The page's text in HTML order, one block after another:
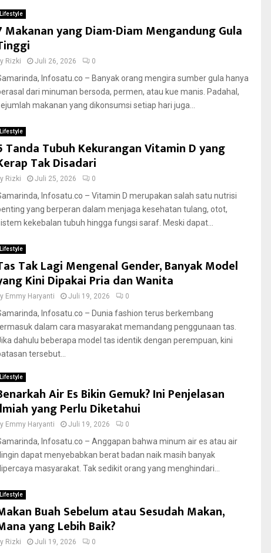
Lifestyle
Makanan yang Diam-Diam Mengandung Gula
Rizki Juli 26, 2026 0
Infosatu.co – Banyak orang mengira sumber gula hanya
dari minuman bersoda, permen, atau kue manis. Padahal,
makanan yang dikonsumsi setiap hari juga...
Lifestyle
Tanda Tubuh Kekurangan Vitamin D yang
Tak Disadari
Rizki Juli 25, 2026 0
Infosatu.co – Vitamin D merupakan salah satu nutrisi
yang berperan dalam menjaga kesehatan tulang, otot,
kekebalan tubuh hingga fungsi saraf. Meski dapat...
Lifestyle
Tak Lagi Mengenal Gender, Banyak Model
Kini Dipakai Pria dan Wanita
Emmy Haryanti Juli 19, 2026 0
Infosatu.co – Dunia fashion terus berkembang
dalam cara masyarakat memandang penggunaan tas.
dahulu beberapa model tas identik dengan perempuan, kini
tersebut...
Lifestyle
Air Es Bikin Gemuk? Ini Penjelasan
yang Perlu Diketahui
Emmy Haryanti Juli 19, 2026 0
Infosatu.co – Anggapan bahwa minum air es atau air
dapat menyebabkan berat badan naik masih banyak
masyarakat. Tak sedikit orang yang menghindari...
Lifestyle
Buah Sebelum atau Sesudah Makan,
yang Lebih Baik?
Rizki Juli 19, 2026 0